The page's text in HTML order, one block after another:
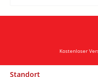
Kostenloser
Standort